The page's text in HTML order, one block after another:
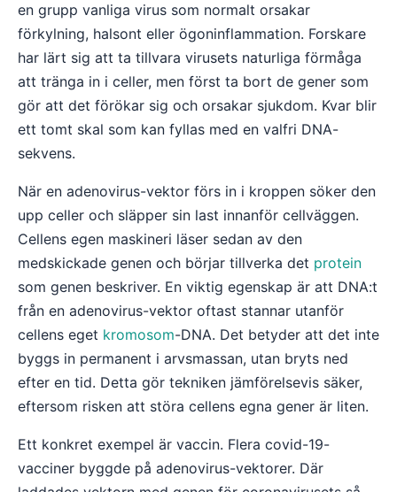
en grupp vanliga virus som normalt orsakar
förkylning, halsont eller ögoninflammation. Forskare
har lärt sig att ta tillvara virusets naturliga förmåga
att tränga in i celler, men först ta bort de gener som
gör att det förökar sig och orsakar sjukdom. Kvar blir
ett tomt skal som kan fyllas med en valfri DNA-
sekvens.
När en adenovirus-vektor förs in i kroppen söker den
upp celler och släpper sin last innanför cellväggen.
Cellens egen maskineri läser sedan av den
medskickade genen och börjar tillverka det protein
som genen beskriver. En viktig egenskap är att DNA:t
från en adenovirus-vektor oftast stannar utanför
cellens eget kromosom-DNA. Det betyder att det inte
byggs in permanent i arvsmassan, utan bryts ned
efter en tid. Detta gör tekniken jämförelsevis säker,
eftersom risken att störa cellens egna gener är liten.
Ett konkret exempel är vaccin. Flera covid-19-
vacciner byggde på adenovirus-vektorer. Där